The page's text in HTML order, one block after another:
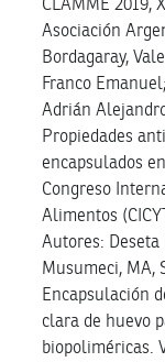
CLAMME 2019,
Asociación
Bordagaray,
Franco
Adrián
Propiedades
encapsulados
Congreso
Alimentos
Autores: Deseta
Musumeci, MA,
Encapsulación
clara de huevo
biopoliméricas.